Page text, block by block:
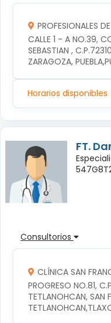
PROFESIONALES
CALLE 1 - A NO.39,
SEBASTIAN ,
ZARAGOZA,
Horarios disponibles
FT.
Consultorios
CLÍNICA SAN
PROGRESO NO.81,
TETLANOHCAN, SAN